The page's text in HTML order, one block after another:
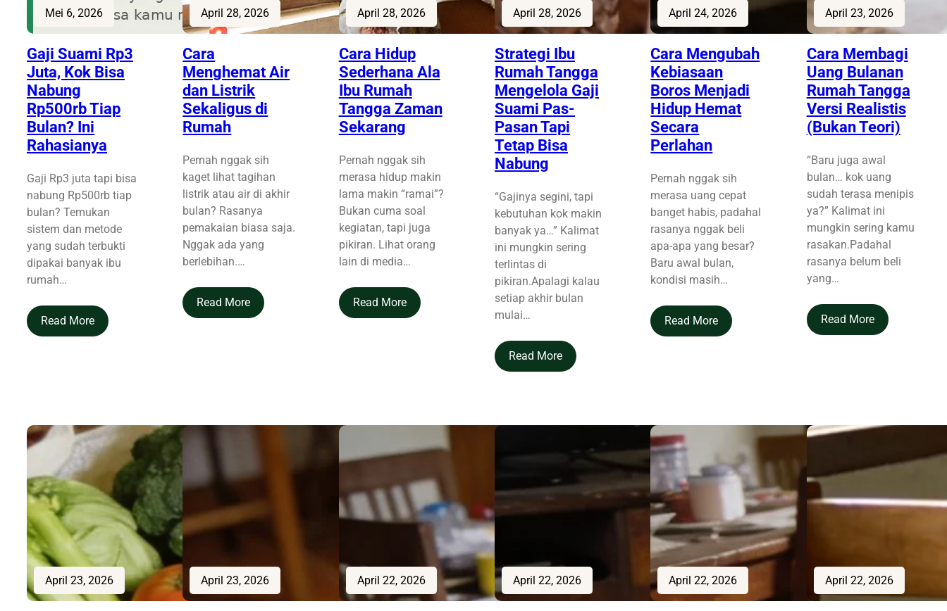
Mei 6, 2026
Gaji Suami Rp3
Juta, Kok Bisa
Nabung
Rp500rb Tiap
Bulan? Ini
Rahasianya
Gaji Rp3 juta tapi bisa
nabung Rp500rb tiap
bulan? Temukan
sistem dan metode
yang sudah terbukti
dipakai banyak ibu
rumah…
Read More
April 28, 2026
Cara
Menghemat Air
dan Listrik
Sekaligus di
Rumah
Pernah nggak sih
kaget lihat tagihan
listrik atau air di akhir
bulan? Rasanya
pemakaian biasa saja.
Nggak ada yang
berlebihan.…
Read More
April 28, 2026
Cara Hidup
Sederhana Ala
Ibu Rumah
Tangga Zaman
Sekarang
Pernah nggak sih
merasa hidup makin
lama makin “ramai”?
Bukan cuma soal
kegiatan, tapi juga
pikiran. Lihat orang
lain di media…
Read More
April 28, 2026
Strategi Ibu
Rumah Tangga
Mengelola Gaji
Suami Pas-
Pasan Tapi
Tetap Bisa
Nabung
“Gajinya segini, tapi
kebutuhan kok makin
banyak ya…” Kalimat
ini mungkin sering
terlintas di
pikiran.Apalagi kalau
setiap akhir bulan
mulai…
Read More
April 24, 2026
Cara Mengubah
Kebiasaan
Boros Menjadi
Hidup Hemat
Secara
Perlahan
Pernah nggak sih
merasa uang cepat
banget habis, padahal
rasanya nggak beli
apa-apa yang besar?
Baru awal bulan,
kondisi masih…
Read More
April 23, 2026
Cara Membagi
Uang Bulanan
Rumah Tangga
Versi Realistis
(Bukan Teori)
“Baru juga awal
bulan… kok uang
sudah terasa menipis
ya?” Kalimat ini
mungkin sering kamu
rasakan.Padahal
rasanya belum beli
yang…
Read More
April 23, 2026 April 23, 2026 April 22, 2026 April 22, 2026 April 22, 2026 April 22, 2026